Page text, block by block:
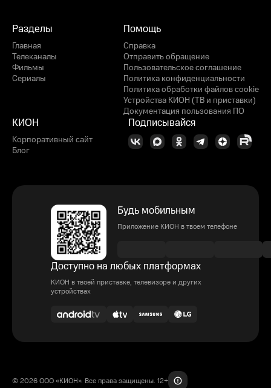
Разделы
Главная
Телеканалы
Фильмы
Сериалы
Помощь
Справка
Отправить обращение
Пользовательское соглашение
Политика конфиденциальности
Политика обработки файлов cookie
Устройства КИОН (ТВ и приставки)
Документация пользования ПО
КИОН
Корпоративный сайт
Блог
Подписывайся
Будь мобильным
Приложение КИОН в твоем телефоне
Доступно на любых платформах
КИОН в твоей приставке, телевизоре и других
устройствах
© 2026 ООО «КИОН». Все права защищены. 12+